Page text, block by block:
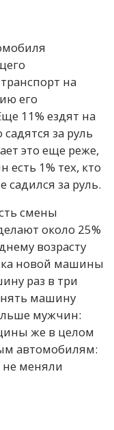
на
его
11% ездят на
за руль
это еще реже,
есть 1% тех, кто
садился за руль.
смены
около 25%
возрасту
новой машины
раз в три
машину
мужчин:
же в целом
автомобилям:
не меняли